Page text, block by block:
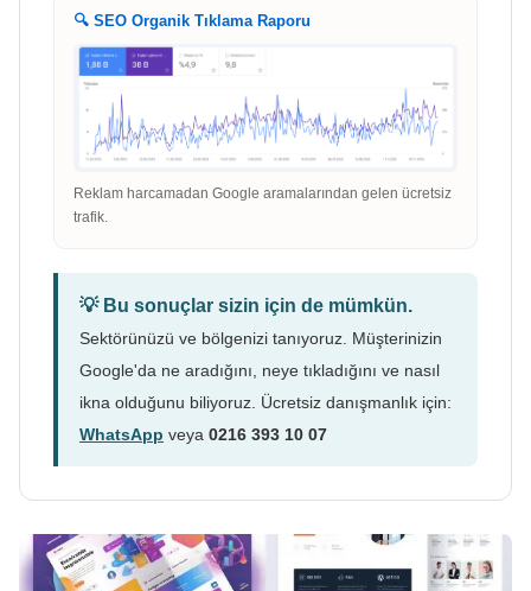
🔍 SEO Organik Tıklama Raporu
Reklam harcamadan Google aramalarından gelen ücretsiz
trafik.
💡 Bu sonuçlar sizin için de mümkün.
Sektörünüzü ve bölgenizi tanıyoruz. Müşterinizin
Google'da ne aradığını, neye tıkladığını ve nasıl
ikna olduğunu biliyoruz. Ücretsiz danışmanlık için:
WhatsApp veya 0216 393 10 07